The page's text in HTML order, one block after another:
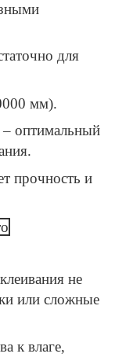
для
мм).
оптимальный
прочность и
не
или сложные
к влаге,